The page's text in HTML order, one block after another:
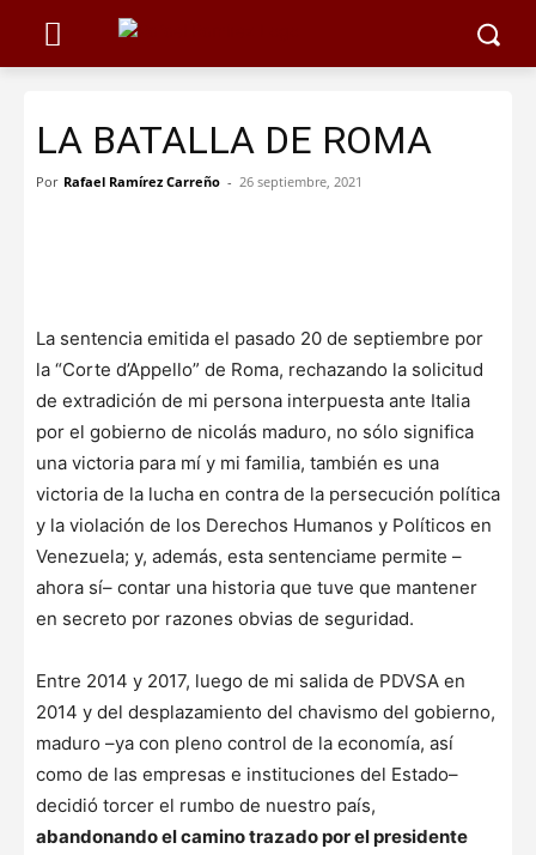
LA BATALLA DE ROMA
Por Rafael Ramírez Carreño - 26 septiembre, 2021
La sentencia emitida el pasado 20 de septiembre por
la “Corte d’Appello” de Roma, rechazando la solicitud
de extradición de mi persona interpuesta ante Italia
por el gobierno de nicolás maduro, no sólo significa
una victoria para mí y mi familia, también es una
victoria de la lucha en contra de la persecución política
y la violación de los Derechos Humanos y Políticos en
Venezuela; y, además, esta sentenciame permite –
ahora sí– contar una historia que tuve que mantener
en secreto por razones obvias de seguridad.
Entre 2014 y 2017, luego de mi salida de PDVSA en
2014 y del desplazamiento del chavismo del gobierno,
maduro –ya con pleno control de la economía, así
como de las empresas e instituciones del Estado–
decidió torcer el rumbo de nuestro país,
abandonando el camino trazado por el presidente